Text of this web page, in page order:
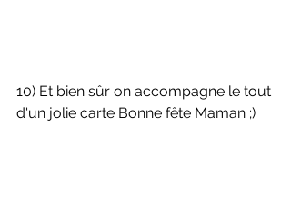
10) Et bien sûr on accompagne le tout
d'un jolie carte Bonne fête Maman ;)